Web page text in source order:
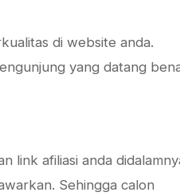
di website anda.
yang datang
link afiliasi anda
Sehingga calon